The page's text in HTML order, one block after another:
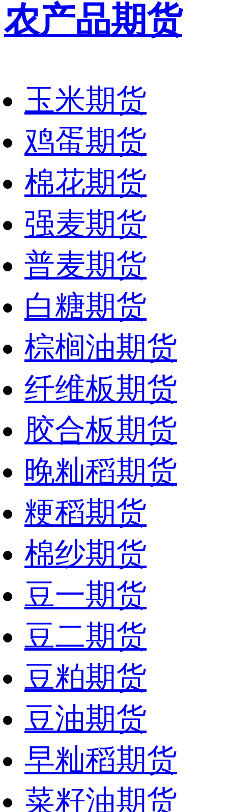
农产品期货
玉米期货
鸡蛋期货
棉花期货
强麦期货
普麦期货
白糖期货
棕榈油期货
纤维板期货
胶合板期货
晚籼稻期货
粳稻期货
棉纱期货
豆一期货
豆二期货
豆粕期货
豆油期货
早籼稻期货
菜籽油期货